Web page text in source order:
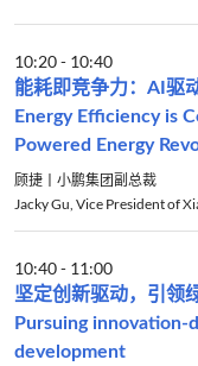
10:20- 10:40
能耗即竞争力：AI驱
Energy Efficiency is
Powered Energy
顾捷丨小鹏集团副总裁
Jacky Gu, Vice President of
10:40- 11:00
坚定创新驱动，引领
Pursuing innovation-
development